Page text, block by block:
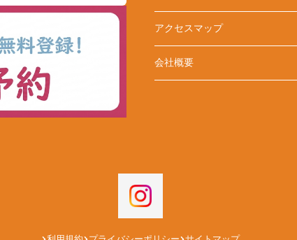
アクセスマップ
会社概要